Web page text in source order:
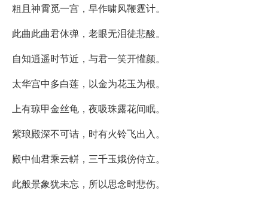
粗且神霄觅一宫，早作啸风鞭霆计。
此曲此曲君休弹，老眼无泪徒悲酸。
自知逍遥时节近，与君一笑开懽颜。
太华宫中多白莲，以金为花玉为根。
上有琼甲金丝龟，夜吸珠露花间眠。
紫琅殿深不可诘，时有火铃飞出入。
殿中仙君乘云軿，三千玉娥傍侍立。
此般景象犹未忘，所以思念时悲伤。